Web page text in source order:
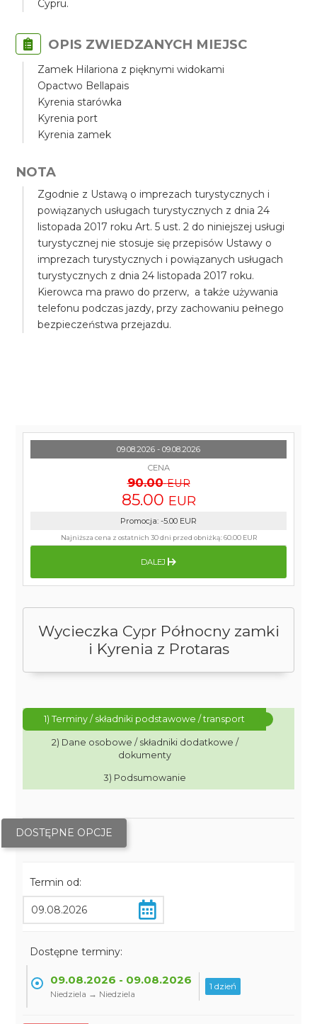
Cypru.
OPIS ZWIEDZANYCH MIEJSC
Zamek Hilariona z pięknymi widokami
Opactwo Bellapais
Kyrenia starówka
Kyrenia port
Kyrenia zamek
NOTA
Zgodnie z Ustawą o imprezach turystycznych i
powiązanych usługach turystycznych z dnia 24
listopada 2017 roku Art. 5 ust. 2 do niniejszej usługi
turystycznej nie stosuje się przepisów Ustawy o
imprezach turystycznych i powiązanych usługach
turystycznych z dnia 24 listopada 2017 roku.
Kierowca ma prawo do przerw, a także używania
telefonu podczas jazdy, przy zachowaniu pełnego
bezpieczeństwa przejazdu.
Wycieczka Cypr Północny zamki
i Kyrenia z Protaras
1) Terminy / składniki podstawowe / transport
2) Dane osobowe / składniki dodatkowe /
dokumenty
3) Podsumowanie
DOSTĘPNE OPCJE
Termin od:
Dostępne terminy:
09.08.2026 - 09.08.2026
Niedziela → Niedziela
1 dzień
09.08.2026 - 09.08.2026
CENA
90.00 EUR
85.00 EUR
Promocja: -5.00 EUR
Najniższa cena z ostatnich 30 dni przed obniżką:60.00 EUR
DALEJ